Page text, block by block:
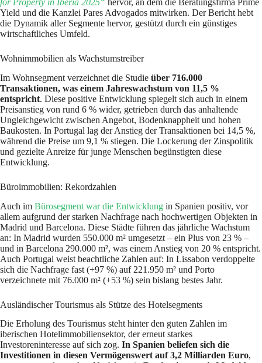
for Property in Iberia 2025“ hervor, an dem die Beratungsfirma Prime
Yield und die Kanzlei Pares Advogados mitwirken. Der Bericht hebt
die Dynamik aller Segmente hervor, gestützt durch ein günstiges
wirtschaftliches Umfeld.
Wohnimmobilien als Wachstumstreiber
Im Wohnsegment verzeichnet die Studie über 716.000
Transaktionen, was einem Jahreswachstum von 11,5 %
entspricht. Diese positive Entwicklung spiegelt sich auch in einem
Preisanstieg von rund 6 % wider, getrieben durch das anhaltende
Ungleichgewicht zwischen Angebot, Bodenknappheit und hohen
Baukosten. In Portugal lag der Anstieg der Transaktionen bei 14,5 %,
während die Preise um 9,1 % stiegen. Die Lockerung der Zinspolitik
und gezielte Anreize für junge Menschen begünstigten diese
Entwicklung.
Büroimmobilien: Rekordzahlen
Auch im Bürosegment war die Entwicklung in Spanien positiv, vor
allem aufgrund der starken Nachfrage nach hochwertigen Objekten in
Madrid und Barcelona. Diese Städte führen das jährliche Wachstum
an: In Madrid wurden 550.000 m² umgesetzt – ein Plus von 23 % –
und in Barcelona 290.000 m², was einem Anstieg von 20 % entspricht.
Auch Portugal weist beachtliche Zahlen auf: In Lissabon verdoppelte
sich die Nachfrage fast (+97 %) auf 221.950 m² und Porto
verzeichnete mit 76.000 m² (+53 %) sein bislang bestes Jahr.
Ausländischer Tourismus als Stütze des Hotelsegments
Die Erholung des Tourismus steht hinter den guten Zahlen im
iberischen Hotelimmobiliensektor, der erneut starkes
Investoreninteresse auf sich zog. In Spanien beliefen sich die
Investitionen in diesen Vermögenswert auf 3,2 Milliarden Euro,